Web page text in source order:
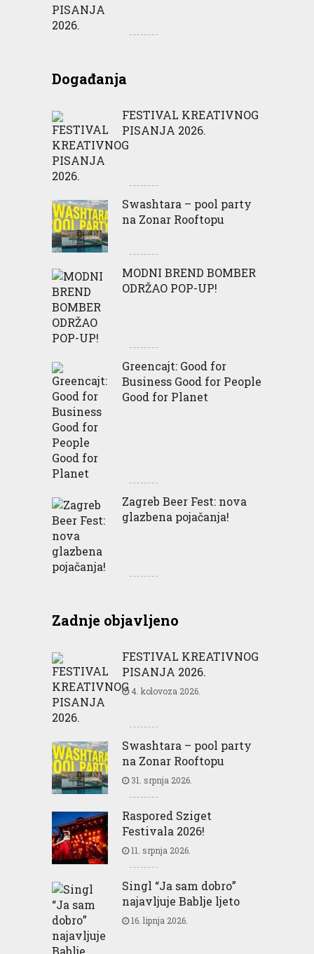
Događanja
FESTIVAL KREATIVNOG
PISANJA 2026.
Swashtara – pool party
na Zonar Rooftopu
MODNI BREND BOMBER
ODRŽAO POP-UP!
Greencajt: Good for
Business Good for People
Good for Planet
Zagreb Beer Fest: nova
glazbena pojačanja!
Zadnje objavljeno
FESTIVAL KREATIVNOG
PISANJA 2026.
4. kolovoza 2026.
Swashtara – pool party
na Zonar Rooftopu
31. srpnja 2026.
Raspored Sziget
Festivala 2026!
11. srpnja 2026.
Singl “Ja sam dobro”
najavljuje Bablje ljeto
16. lipnja 2026.